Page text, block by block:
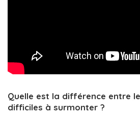
Quelle est la différence entre
difficiles à surmonter ?